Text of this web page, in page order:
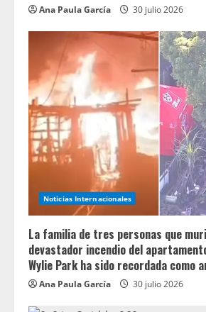
Ana Paula García 30 julio 2026
Noticias Internacionales
La familia de tres personas que
devastador incendio del
Wylie Park ha sido recordada como
Ana Paula García 30 julio 2026